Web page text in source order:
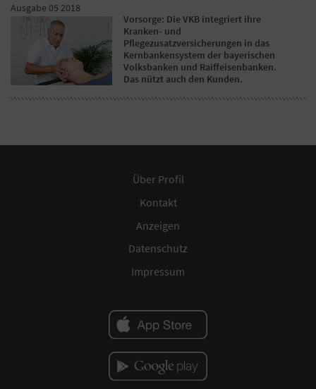
Ausgabe 05 2018
Vorsorge: Die VKB integriert ihre
Kranken- und
Pflegezusatzversicherungen in das
Kernbankensystem der bayerischen
Volksbanken und Raiffeisenbanken.
Das nützt auch den Kunden.
Über Profil
Kontakt
Anzeigen
Datenschutz
Impressum